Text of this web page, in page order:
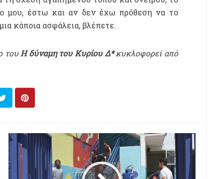
μου, έστω και αν δεν έχω πρόθεση να το
κάποια ασφάλεια, βλέπετε.
του Η δύναμη του Κυρίου Δ*κυκλοφορεί από